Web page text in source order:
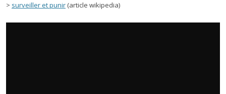
> surveiller et punir (article wikipedia)